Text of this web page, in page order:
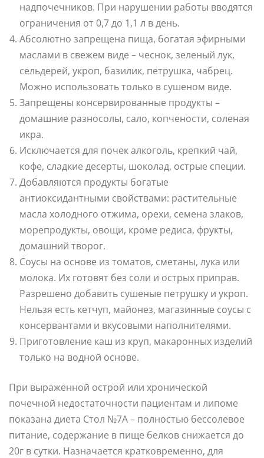
надпочечников. При нарушении работы вводятся
ограничения от 0,7 до 1,1 л в день.
Абсолютно запрещена пища, богатая эфирными
маслами в свежем виде – чеснок, зеленый лук,
сельдерей, укроп, базилик, петрушка, чабрец.
Можно использовать только в сушеном виде.
Запрещены консервированные продукты –
домашние разносолы, сало, копчености, соленая
икра.
Исключается для почек алкоголь, крепкий чай,
кофе, сладкие десерты, шоколад, острые специи.
Добавляются продукты богатые
антиоксидантными свойствами: растительные
масла холодного отжима, орехи, семена злаков,
морепродукты, овощи, кроме редиса, фрукты,
домашний творог.
Соусы на основе из томатов, сметаны, лука или
молока. Их готовят без соли и острых приправ.
Разрешено добавить сушеные петрушку и укроп.
Нельзя есть кетчуп, майонез, магазинные соусы с
консервантами и вкусовыми наполнителями.
Приготовление каш из круп, макаронных изделий
только на водной основе.
При выраженной острой или хронической
почечной недостаточности пациентам и липоме
показана диета Стол №7А – полностью бессолевое
питание, содержание в пище белков снижается до
20г в сутки. Назначается кратковременно, для